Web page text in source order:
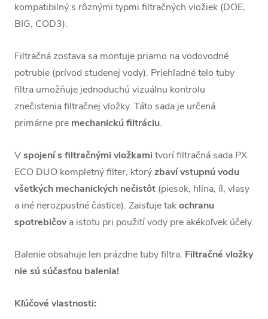
kompatibilný s rôznými typmi filtračných vložiek (DOE,
BIG, COD3).
Filtračná zostava sa montuje priamo na vodovodné
potrubie (prívod studenej vody). Priehľadné telo tuby
filtra umožňuje jednoduchú vizuálnu kontrolu
znečistenia filtračnej vložky. Táto sada je určená
primárne pre mechanickú filtráciu.
Vspojení s filtračnými vložkami tvorí filtračná sada PX
ECO DUO kompletný filter, ktorýzbaví vstupnú vodu
všetkých mechanických nečistôt (piesok, hlina, íl, vlasy
a iné nerozpustné častice). Zaisťuje takochranu
spotrebičova istotu pri použití vody pre akékoľvek účely.
Balenie obsahuje len prázdne tuby filtra. Filtračné vložky
nie sú súčasťou balenia!
Kľúčové vlastnosti: